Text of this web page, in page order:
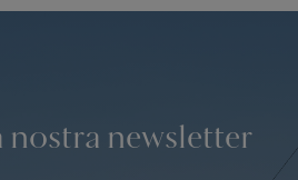
nostra newsletter